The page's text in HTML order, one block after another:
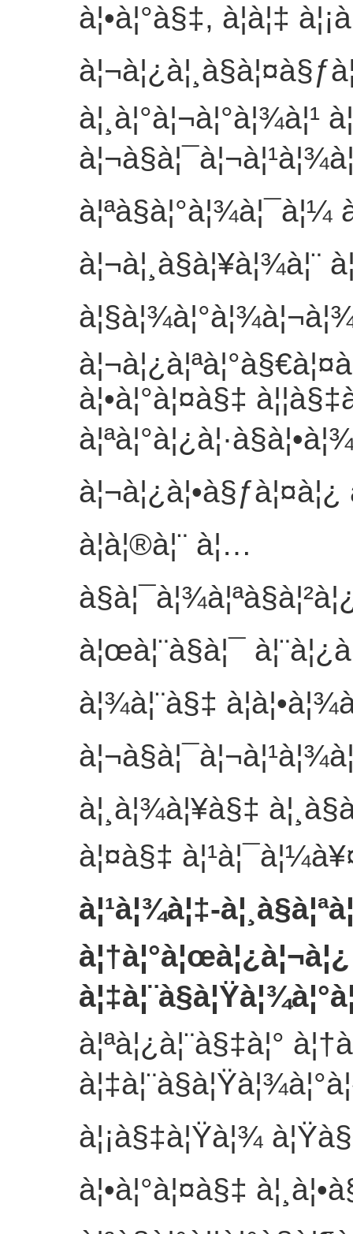
à¦•à¦°à§‡, à¦à¦‡
à¦¸à¦°à¦¬à¦°à¦¾à¦¹
à¦ªà§à¦°à¦¾à¦¯à¦¼
à¦¬à¦¸à§à¦¥à¦¾à¦¨
à¦•à¦°à¦¤à§‡
à¦¬à¦¿à¦•à§ƒà¦¤à¦¿
à¦à¦®à¦¨ à¦…
à¦œà¦¨à§à¦¯
à¦¾à¦¨à§‡
à¦¸à¦¾à¦¥à§‡
à¦¤à§‡
à¦¹à¦¾à¦‡-
à¦†à¦°à¦œà¦¿à¦¬à¦¿
à¦ªà¦¿à¦¨à§‡à¦°
à¦¡à§‡à¦Ÿà¦¾
à¦•à¦°à¦¤à§‡